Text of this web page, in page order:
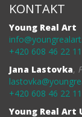
KONTAKT
Young Real Art
+420 608 46 22 11
Jana Lastovka,
+420 608 46 22 11
Young Real Art